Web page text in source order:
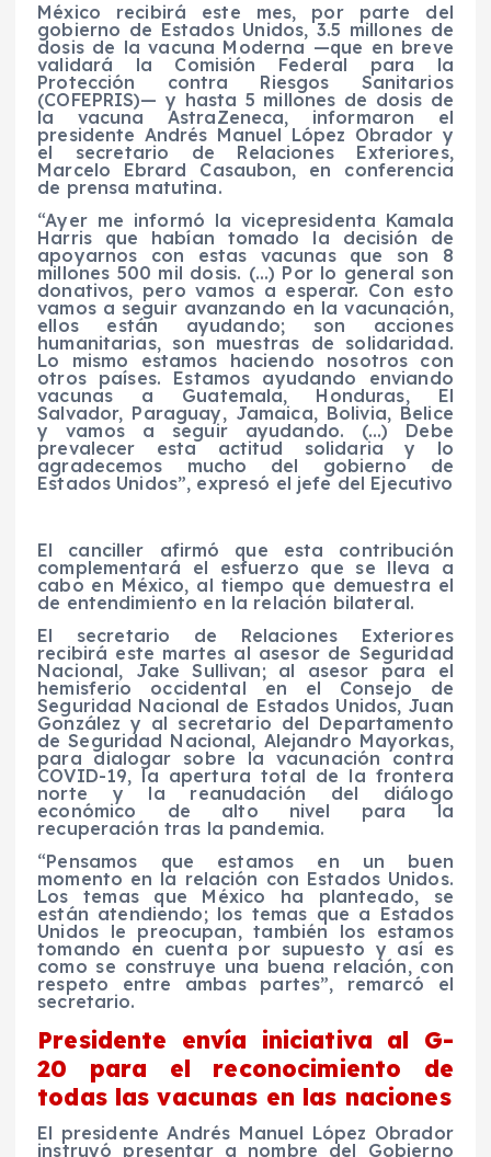
México recibirá este mes, por parte del
gobierno de Estados Unidos, 3.5 millones de
dosis de la vacuna Moderna —que en breve
validará la Comisión Federal para la
Protección contra Riesgos Sanitarios
(COFEPRIS)— y hasta 5 millones de dosis de
la vacuna AstraZeneca, informaron el
presidente Andrés Manuel López Obrador y
el secretario de Relaciones Exteriores,
Marcelo Ebrard Casaubon, en conferencia
de prensa matutina.
“Ayer me informó la vicepresidenta Kamala
Harris que habían tomado la decisión de
apoyarnos con estas vacunas que son 8
millones 500 mil dosis. (…) Por lo general son
donativos, pero vamos a esperar. Con esto
vamos a seguir avanzando en la vacunación,
ellos están ayudando; son acciones
humanitarias, son muestras de solidaridad.
Lo mismo estamos haciendo nosotros con
otros países. Estamos ayudando enviando
vacunas a Guatemala, Honduras, El
Salvador, Paraguay, Jamaica, Bolivia, Belice
y vamos a seguir ayudando. (…) Debe
prevalecer esta actitud solidaria y lo
agradecemos mucho del gobierno de
Estados Unidos”, expresó el jefe del Ejecutivo
El canciller afirmó que esta contribución
complementará el esfuerzo que se lleva a
cabo en México, al tiempo que demuestra el
de entendimiento en la relación bilateral.
El secretario de Relaciones Exteriores
recibirá este martes al asesor de Seguridad
Nacional, Jake Sullivan; al asesor para el
hemisferio occidental en el Consejo de
Seguridad Nacional de Estados Unidos, Juan
González y al secretario del Departamento
de Seguridad Nacional, Alejandro Mayorkas,
para dialogar sobre la vacunación contra
COVID-19, la apertura total de la frontera
norte y la reanudación del diálogo
económico de alto nivel para la
recuperación tras la pandemia.
“Pensamos que estamos en un buen
momento en la relación con Estados Unidos.
Los temas que México ha planteado, se
están atendiendo; los temas que a Estados
Unidos le preocupan, también los estamos
tomando en cuenta por supuesto y así es
como se construye una buena relación, con
respeto entre ambas partes”, remarcó el
secretario.
Presidente envía iniciativa al G-
20 para el reconocimiento de
todas las vacunas en las naciones
El presidente Andrés Manuel López Obrador
instruyó presentar a nombre del Gobierno